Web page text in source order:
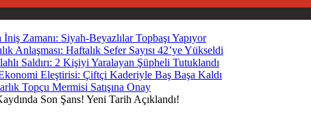
Zamanı: Siyah-Beyazlılar Topbaşı Yapıyor
Anlaşması: Haftalık Sefer Sayısı 42’ye Yükseldi
Saldırı: 2 Kişiyi Yaralayan Şüpheli Tutuklandı
Eleştirisi: Çiftçi Kaderiyle Baş Başa Kaldı
Topçu Mermisi Satışına Onay
Son Şans! Yeni Tarih Açıklandı!